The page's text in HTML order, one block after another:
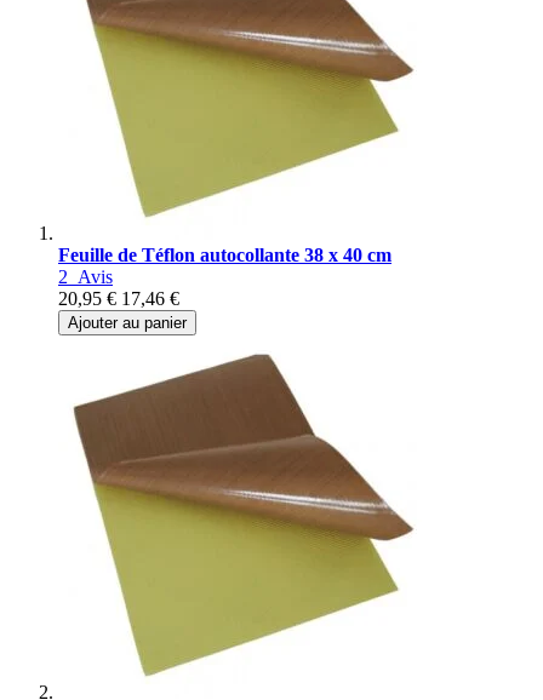
Feuille de Téflon autocollante 38 x 40 cm
2 Avis
20,95 € 17,46 €
Ajouter au panier